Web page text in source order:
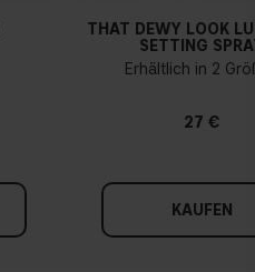
THAT DEWY LOOK
SETTING
Erhältlich in 2
27 €
KAUFEN